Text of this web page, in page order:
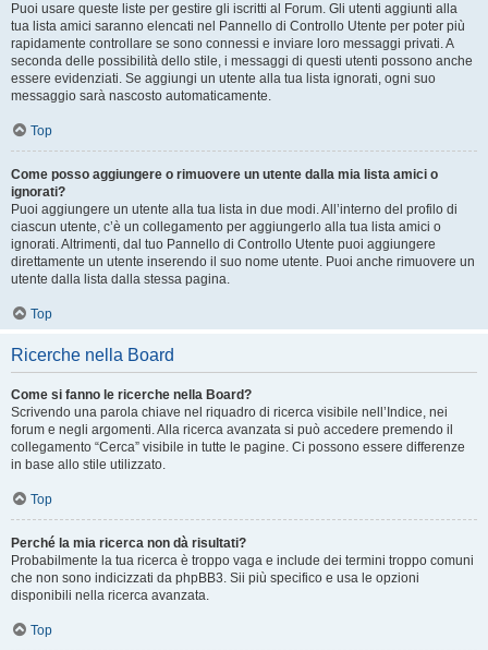
Puoi usare queste liste per gestire gli iscritti al Forum. Gli utenti aggiunti alla
tua lista amici saranno elencati nel Pannello di Controllo Utente per poter più
rapidamente controllare se sono connessi e inviare loro messaggi privati. A
seconda delle possibilità dello stile, i messaggi di questi utenti possono anche
essere evidenziati. Se aggiungi un utente alla tua lista ignorati, ogni suo
messaggio sarà nascosto automaticamente.
Top
Come posso aggiungere o rimuovere un utente dalla mia lista amici o
ignorati?
Puoi aggiungere un utente alla tua lista in due modi. All’interno del profilo di
ciascun utente, c’è un collegamento per aggiungerlo alla tua lista amici o
ignorati. Altrimenti, dal tuo Pannello di Controllo Utente puoi aggiungere
direttamente un utente inserendo il suo nome utente. Puoi anche rimuovere un
utente dalla lista dalla stessa pagina.
Top
Ricerche nella Board
Come si fanno le ricerche nella Board?
Scrivendo una parola chiave nel riquadro di ricerca visibile nell’Indice, nei
forum e negli argomenti. Alla ricerca avanzata si può accedere premendo il
collegamento “Cerca” visibile in tutte le pagine. Ci possono essere differenze
in base allo stile utilizzato.
Top
Perché la mia ricerca non dà risultati?
Probabilmente la tua ricerca è troppo vaga e include dei termini troppo comuni
che non sono indicizzati da phpBB3. Sii più specifico e usa le opzioni
disponibili nella ricerca avanzata.
Top